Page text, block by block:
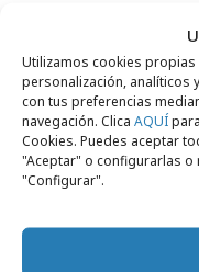
Utilizamos cookies propias
personalización, analíticos
con tus preferencias
navegación. Clica AQUÍ
Cookies. Puedes aceptar
"Aceptar" o configurarlas
"Configurar".
Noticias
miércoles, 30 de mayo 2012
Unipapel pasa a